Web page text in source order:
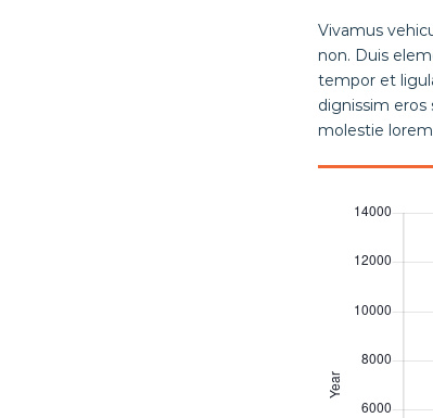
Vivamus
non. Duis
tempor et
dignissim
molestie